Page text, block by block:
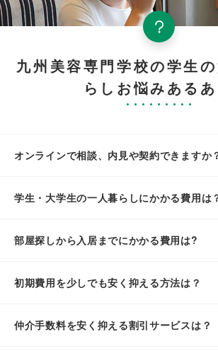
九州美容専門学校の学生
らしお悩みあるあ
オンラインで相談、内見や契約できますか
学生・大学生の一人暮らしにかかる費用は
部屋探しから入居までにかかる費用は?
初期費用を少しでも安く抑える方法は？
仲介手数料を安く抑える割引サービスは？